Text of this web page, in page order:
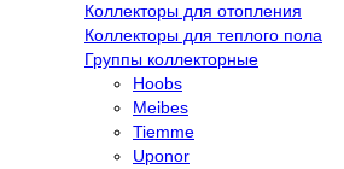
Коллекторы для отопления
Коллекторы для теплого пола
Группы коллекторные
Hoobs
Meibes
Tiemme
Uponor